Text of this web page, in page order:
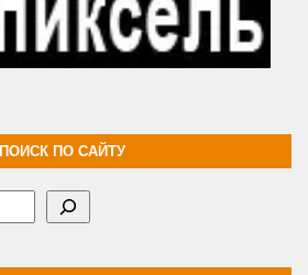
ПОИСК ПО САЙТУ